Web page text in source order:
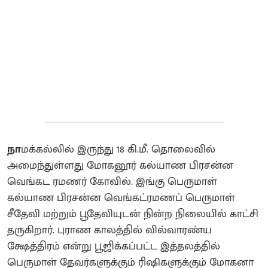
நாமக்கல்லில் இருந்து 18 கி.மீ. தொலைவில்
அமைந்துள்ளது மோகனூர் கல்யாண பிரசன்ன
வெங்கட ரமணர் கோவில். இங்கு பெருமாள்
கல்யாண பிரசன்ன வெங்கட்ரமணப் பெருமாள்
சீதேவி மற்றும் பூதேவியுடன் நின்ற நிலையில் காட்சி
தருகிறார். புராண காலத்தில் வில்வாரண்ய
க்ஷேத்திரம் என்று பூஜிக்கப்பட்ட இத்தலத்தில்
பெருமாள் தேவர்களுக்கும் ரிஷிகளுக்கும் மோகனா